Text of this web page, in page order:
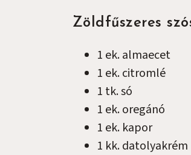
Zöldfűszeres
1 ek.almaecet
1 ek.citromlé
1 tk.só
1 ek.oregánó
1 ek. kapor
1 kk.datolyakrém